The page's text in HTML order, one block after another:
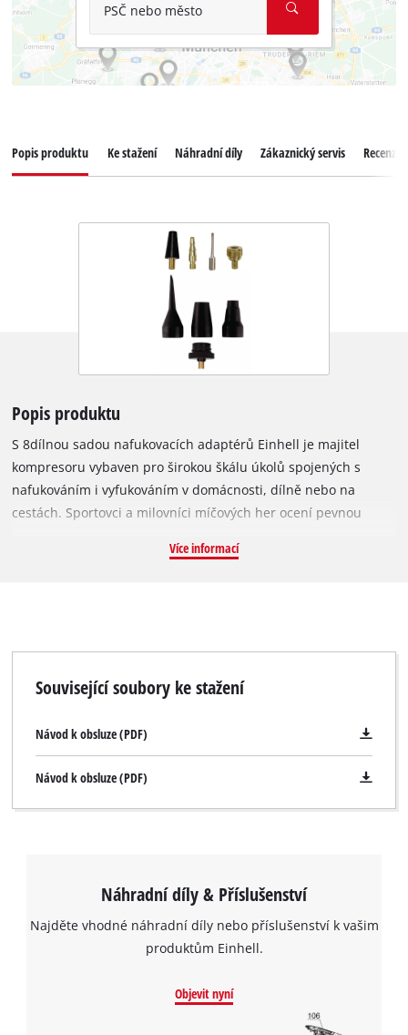
PSČ nebo město
Popis produktu Ke stažení Náhradní díly Zákaznický servis Recenze
Popis produktu
S 8dílnou sadou nafukovacích adaptérů Einhell je majitel
kompresoru vybaven pro širokou škálu úkolů spojených s
nafukováním i vyfukováním v domácnosti, dílně nebo na
cestách. Sportovci a milovníci míčových her ocení pevnou
sadě lze snadno nafukovat pneumatiky automobilů a
určen pro ventily s vnitřním průměrem od 8 mm. Součástí
šroubovacími ventily. Sada se velmi snadno používá a zabírá
Více informací
Související soubory ke stažení
Návod k obsluze (PDF)
Návod k obsluze (PDF)
Náhradní díly & Příslušenství
Najděte vhodné náhradní díly nebo příslušenství k vašim
produktům Einhell.
Objevit nyní